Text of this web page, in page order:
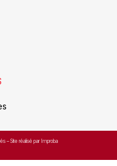
– Site réalisé par Improba